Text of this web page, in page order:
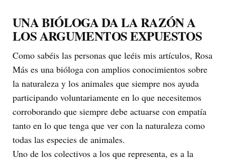
UNA BIÓLOGA DA LA RAZÓN A
LOS ARGUMENTOS EXPUESTOS
Como sabéis las personas que leéis mis artículos, Rosa
Más es una bióloga con amplios conocimientos sobre
la naturaleza y los animales que siempre nos ayuda
participando voluntariamente en lo que necesitemos
corroborando que siempre debe actuarse con empatía
tanto en lo que tenga que ver con la naturaleza como
todas las especies de animales.
Uno de los colectivos a los que representa, es a la